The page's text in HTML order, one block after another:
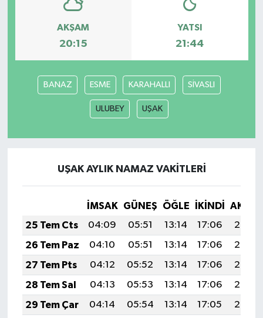
AKŞAM
20:15
YATSI
21:44
BANAZ ESME KARAHALLI SİVASLI
ULUBEY UŞAK
UŞAK AYLIK NAMAZ VAKITLERI
İMSAK GÜNEŞ ÖĞLE İKINDI
25 Tem Cts
04:09 05:51 13:14 17:06
20:27
26 Tem Paz
04:10 05:51 13:14 17:06
20:26
27 Tem Pts
04:12 05:52 13:14 17:06
20:26
28 Tem Sal
04:13 05:53 13:14 17:06
20:25
29 Tem Çar
04:14 05:54 13:14 17:05
20:24
Gündem
Hisarcık
İlçeler
Köşe Yazıları
Otomobil
Pazarlar
Politika